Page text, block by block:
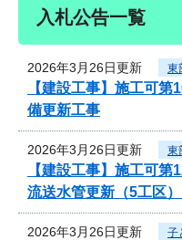
入札公告一覧
2026年3月26日更新 東
【建設工事】施工可
備更新工事
2026年3月26日更新 東
【建設工事】施工可
流送水管更新（5工区
2026年3月26日更新 子